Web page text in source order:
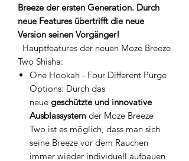
Breeze der ersten Generation. Durch
neue Features übertrifft die neue
Version seinen Vorgänger!
Hauptfeatures der neuen Moze Breeze
Two Shisha:
One Hookah - Four Different Purge
Options: Durch das
neue geschützte und innovative
Ausblassystem der Moze Breeze
Two ist es möglich, dass man sich
seine Breeze vor dem Rauchen
immer wieder individuell aufbauen